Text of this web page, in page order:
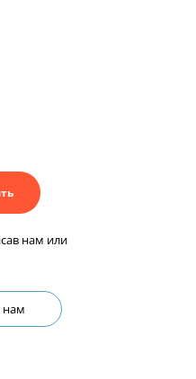
нам или
нам